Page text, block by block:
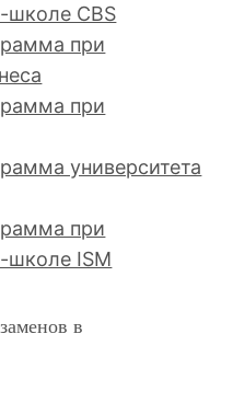
школе CBS
при
при
университета
при
школе ISM
в